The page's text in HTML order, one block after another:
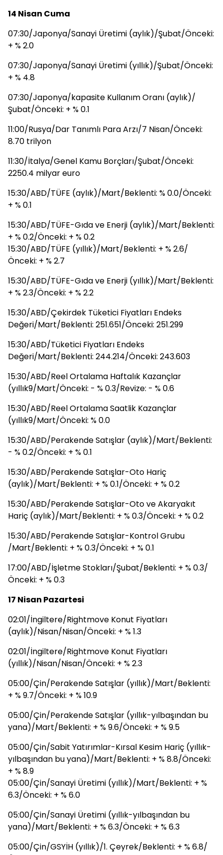
14 Nisan Cuma
07:30/Japonya/Sanayi Üretimi (aylık)/Şubat/Önceki:
+ % 2.0
07:30/Japonya/Sanayi Üretimi (yıllık)/Şubat/Önceki:
+ % 4.8
07:30/Japonya/kapasite Kullanım Oranı (aylık)/
Şubat/Önceki: + % 0.1
11:00/Rusya/Dar Tanımlı Para Arzı/7 Nisan/Önceki:
8.70 trilyon
11:30/İtalya/Genel Kamu Borçları/Şubat/Önceki:
2250.4 milyar euro
15:30/ABD/TÜFE (aylık)/Mart/Beklenti: % 0.0/Önceki:
+ % 0.1
15:30/ABD/TÜFE-Gıda ve Enerji (aylık)/Mart/Beklenti:
+ % 0.2/Önceki: + % 0.2
15:30/ABD/TÜFE (yıllık)/Mart/Beklenti: + % 2.6/
Önceki: + % 2.7
15:30/ABD/TÜFE-Gıda ve Enerji (yıllık)/Mart/Beklenti:
+ % 2.3/Önceki: + % 2.2
15:30/ABD/Çekirdek Tüketici Fiyatları Endeks
Değeri/Mart/Beklenti: 251.651/Önceki: 251.299
15:30/ABD/Tüketici Fiyatları Endeks
Değeri/Mart/Beklenti: 244.214/Önceki: 243.603
15:30/ABD/Reel Ortalama Haftalık Kazançlar
(yıllık9/Mart/Önceki: - % 0.3/Revize: - % 0.6
15:30/ABD/Reel Ortalama Saatlik Kazançlar
(yıllık9/Mart/Önceki: % 0.0
15:30/ABD/Perakende Satışlar (aylık)/Mart/Beklenti:
- % 0.2/Önceki: + % 0.1
15:30/ABD/Perakende Satışlar-Oto Hariç
(aylık)/Mart/Beklenti: + % 0.1/Önceki: + % 0.2
15:30/ABD/Perakende Satışlar-Oto ve Akaryakıt
Hariç (aylık)/Mart/Beklenti: + % 0.3/Önceki: + % 0.2
15:30/ABD/Perakende Satışlar-Kontrol Grubu
/Mart/Beklenti: + % 0.3/Önceki: + % 0.1
17:00/ABD/İşletme Stokları/Şubat/Beklenti: + % 0.3/
Önceki: + % 0.3
17 Nisan Pazartesi
02:01/İngiltere/Rightmove Konut Fiyatları
(aylık)/Nisan/Nisan/Önceki: + % 1.3
02:01/İngiltere/Rightmove Konut Fiyatları
(yıllık)/Nisan/Nisan/Önceki: + % 2.3
05:00/Çin/Perakende Satışlar (yıllık)/Mart/Beklenti:
+ % 9.7/Önceki: + % 10.9
05:00/Çin/Perakende Satışlar (yıllık-yılbaşından bu
yana)/Mart/Beklenti: + % 9.6/Önceki: + % 9.5
05:00/Çin/Sabit Yatırımlar-Kırsal Kesim Hariç (yıllık-
yılbaşından bu yana)/Mart/Beklenti: + % 8.8/Önceki:
+ % 8.9
05:00/Çin/Sanayi Üretimi (yıllık)/Mart/Beklenti: + %
6.3/Önceki: + % 6.0
05:00/Çin/Sanayi Üretimi (yıllık-yılbaşından bu
yana)/Mart/Beklenti: + % 6.3/Önceki: + % 6.3
05:00/Çin/GSYİH (yıllık)/1. Çeyrek/Beklenti: + % 6.8/